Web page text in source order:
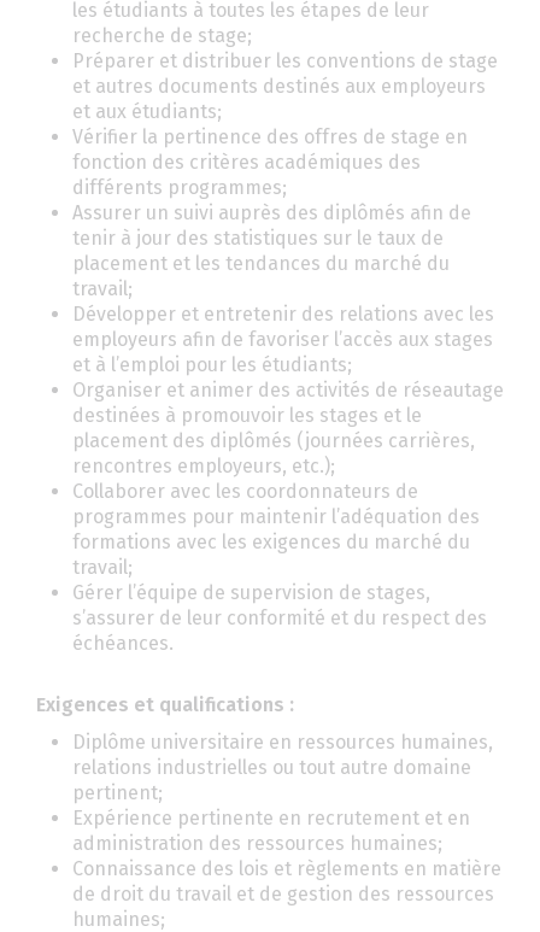
les étudiants à toutes les étapes de leur
recherche de stage;
Préparer et distribuer les conventions de stage
et autres documents destinés aux employeurs
et aux étudiants;
Vérifier la pertinence des offres de stage en
fonction des critères académiques des
différents programmes;
Assurer un suivi auprès des diplômés afin de
tenir à jour des statistiques sur le taux de
placement et les tendances du marché du
travail;
Développer et entretenir des relations avec les
employeurs afin de favoriser l’accès aux stages
et à l’emploi pour les étudiants;
Organiser et animer des activités de réseautage
destinées à promouvoir les stages et le
placement des diplômés (journées carrières,
rencontres employeurs, etc.);
Collaborer avec les coordonnateurs de
programmes pour maintenir l’adéquation des
formations avec les exigences du marché du
travail;
Gérer l’équipe de supervision de stages,
s’assurer de leur conformité et du respect des
échéances.
Exigences et qualifications :
Diplôme universitaire en ressources humaines,
relations industrielles ou tout autre domaine
pertinent;
Expérience pertinente en recrutement et en
administration des ressources humaines;
Connaissance des lois et règlements en matière
de droit du travail et de gestion des ressources
humaines;